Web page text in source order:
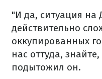
"И да, ситуация на
действительно
оккупированных
нас оттуда,
подытожил он.